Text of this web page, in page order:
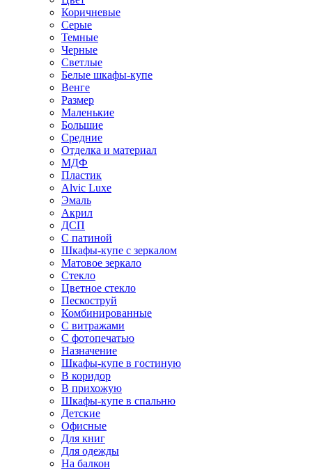
Коричневые
Серые
Темные
Черные
Светлые
Белые шкафы-купе
Венге
Размер
Маленькие
Большие
Средние
Отделка и материал
МДФ
Пластик
Alvic Luxe
Эмаль
Акрил
ДСП
С патиной
Шкафы-купе с зеркалом
Матовое зеркало
Стекло
Цветное стекло
Пескоструй
Комбинированные
С витражами
С фотопечатью
Назначение
Шкафы-купе в гостиную
В коридор
В прихожую
Шкафы-купе в спальню
Детские
Офисные
Для книг
Для одежды
На балкон